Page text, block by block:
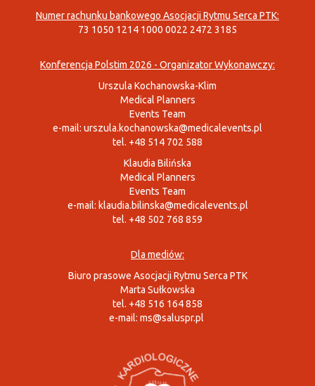
Numer rachunku bankowego Asocjacji Rytmu Serca PTK:
73 1050 1214 1000 0022 2472 3185
Konferencja Polstim 2026 - Organizator Wykonawczy:
Urszula Kochanowska-Klim
Medical Planners
Events Team
e-mail: urszula.kochanowska@medicalevents.pl
tel. +48 514 702 588
Klaudia Bilińska
Medical Planners
Events Team
e-mail: klaudia.bilinska@medicalevents.pl
tel. +48 502 768 859
Dla mediów:
Biuro prasowe Asocjacji Rytmu Serca PTK
Marta Sułkowska
tel. +48 516 164 858
e-mail: ms@saluspr.pl